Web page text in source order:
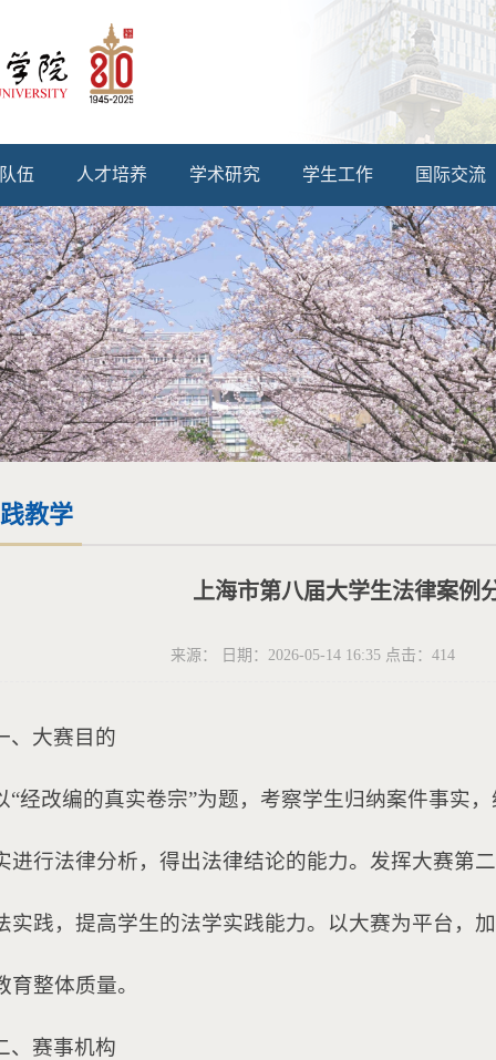
伍 人才培养 学术研究 学生工作 国际交流
教学
上海市第八届大学生法律案例
来源： 日期：2026-05-14 16:35 点击： 414
、大赛目的
“经改编的真实卷宗”为题，考察学生归纳案件事实
进行法律分析，得出法律结论的能力。发挥大赛第
实践，提高学生的法学实践能力。以大赛为平台，
育整体质量。
、赛事机构